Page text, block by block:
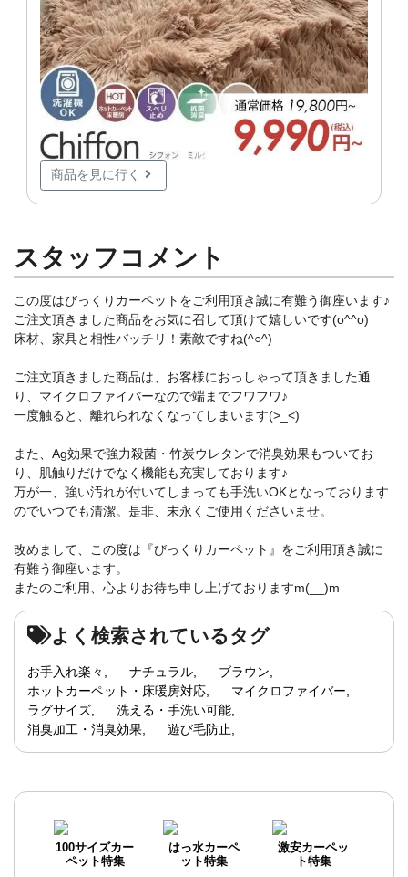
商品を見に行く
スタッフコメント
この度はびっくりカーペットをご利用頂き誠に有難う御座います♪
ご注文頂きました商品をお気に召して頂けて嬉しいです(o^^o)
床材、家具と相性バッチリ！素敵ですね(^○^)
ご注文頂きました商品は、お客様におっしゃって頂きました通
り、マイクロファイバーなので端までフワフワ♪
一度触ると、離れられなくなってしまいます(>_<)
また、Ag効果で強力殺菌・竹炭ウレタンで消臭効果もついてお
り、肌触りだけでなく機能も充実しております♪
万が一、強い汚れが付いてしまっても手洗いOKとなっております
のでいつでも清潔。是非、末永くご使用くださいませ。
改めまして、この度は『びっくりカーペット』をご利用頂き誠に
有難う御座います。
またのご利用、心よりお待ち申し上げておりますm(__)m
よく検索されているタグ
お手入れ楽々 ナチュラル
ブラウン
ホットカーペット・床暖房対応
マイクロファイバー
ラグサイズ
洗える・手洗い可能
消臭加工・消臭効果
遊び毛防止
100サイズカー
ペット特集
はっ水カーペ
ット特集
激安カーペッ
ト特集